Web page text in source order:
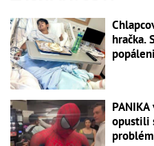
hračka.
opustili